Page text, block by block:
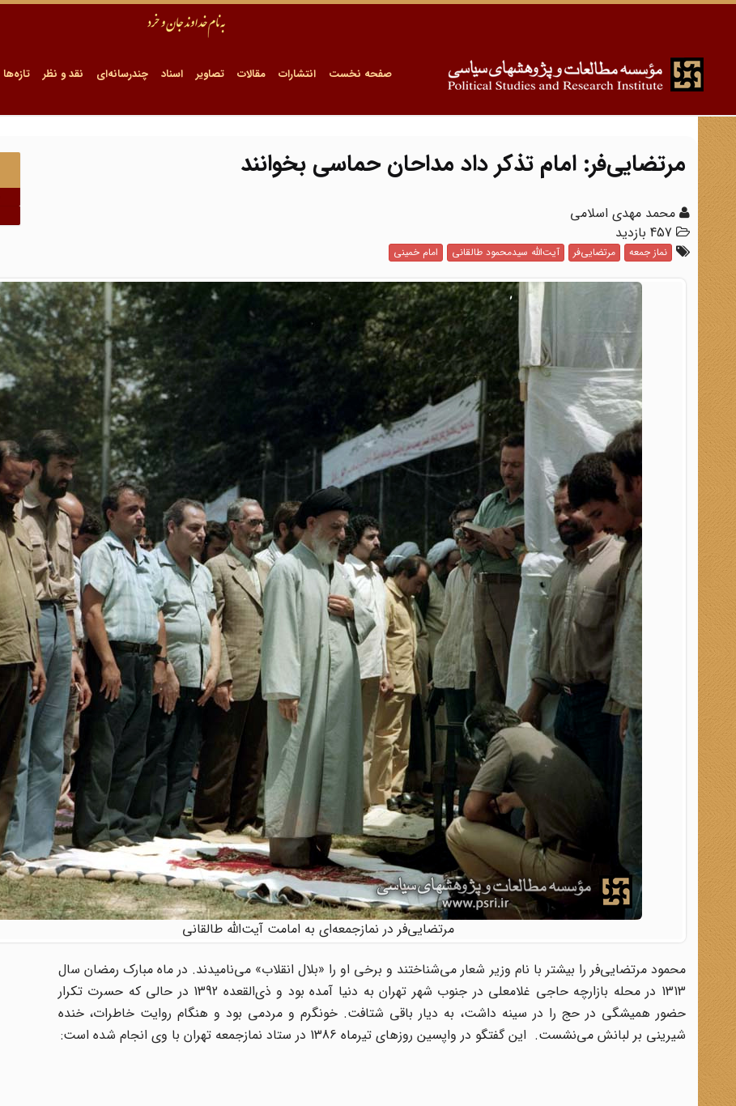
صفحه نخست انتشارات مقالات تصاویر اسناد چندرسانه‌ای نقد و نظر تازه‌ها
مرتضایی‌فر: امام تذکر داد مداحان حماسی بخوانند
محمد مهدی اسلامی
نماز جمعه مرتضایی‌فر آیت‌الله سیدمحمود طالقانی امام خمینی
مرتضایی‌فر در نمازجمعه‌ای به امامت آیت‌الله طالقانی
محمود مرتضایی‌فر را بیشتر با نام وزیر شعار می‌شناختند و برخی او را «بلال انقلاب» می‌نامیدند. در ماه مبارک رمضان سال
1313 در محله بازارچه حاجی غلامعلی در جنوب شهر تهران به دنیا آمده بود و ذی‌القعده 1392 در حالی که حسرت تکرار
حضور همیشگی در حج را در سینه داشت، به دیار باقی شتافت. خونگرم و مردمی بود و هنگام روایت خاطرات، خنده
شیرینی بر لبانش می‌نشست. این گفتگو در واپسین روزهای تیرماه 1386 در ستاد نمازجمعه تهران با وی انجام شده است: